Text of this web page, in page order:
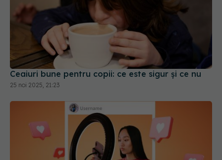
Ceaiuri bune pentru copii: ce este sigur și ce nu
25 noi 2025, 21:23